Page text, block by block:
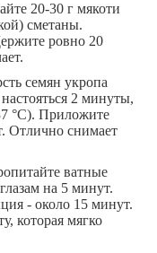
20-30 г мякоти
сметаны.
ровно 20
семян укропа
2 минуты,
°C). Приложите
Отлично снимает
ватные
на 5 минут.
- около 15 минут.
которая мягко